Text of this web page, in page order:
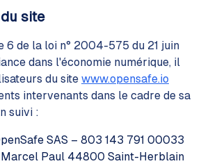
site
6 de la loi n° 2004-575 du 21 juin
dans l'économie numérique, il
du site www.opensafe.io
intervenants dans le cadre de sa
suivi :
SAS – 803 143 791 00033
Marcel Paul 44800 Saint-Herblain